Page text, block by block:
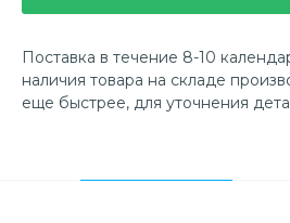
Поставка в течение 8-10
наличия товара на складе
еще быстрее, для уточнения